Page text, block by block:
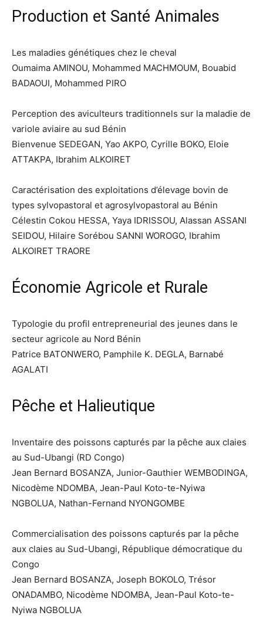
Production et Santé Animales
Les maladies génétiques chez le cheval
Oumaima AMINOU, Mohammed MACHMOUM, Bouabid
BADAOUI, Mohammed PIRO
Perception des aviculteurs traditionnels sur la maladie de
variole aviaire au sud Bénin
Bienvenue SEDEGAN, Yao AKPO, Cyrille BOKO, Eloie
ATTAKPA, Ibrahim ALKOIRET
Caractérisation des exploitations d’élevage bovin de
types sylvopastoral et agrosylvopastoral au Bénin
Célestin Cokou HESSA, Yaya IDRISSOU, Alassan ASSANI
SEIDOU, Hilaire Sorébou SANNI WOROGO, Ibrahim
ALKOIRET TRAORE
Économie Agricole et Rurale
Typologie du profil entrepreneurial des jeunes dans le
secteur agricole au Nord Bénin
Patrice BATONWERO, Pamphile K. DEGLA, Barnabé
AGALATI
Pêche et Halieutique
Inventaire des poissons capturés par la pêche aux claies
au Sud-Ubangi (RD Congo)
Jean Bernard BOSANZA, Junior-Gauthier WEMBODINGA,
Nicodème NDOMBA, Jean-Paul Koto-te-Nyiwa
NGBOLUA, Nathan-Fernand NYONGOMBE
Commercialisation des poissons capturés par la pêche
aux claies au Sud-Ubangi, République démocratique du
Congo
Jean Bernard BOSANZA, Joseph BOKOLO, Trésor
ONADAMBO, Nicodème NDOMBA, Jean-Paul Koto-te-
Nyiwa NGBOLUA